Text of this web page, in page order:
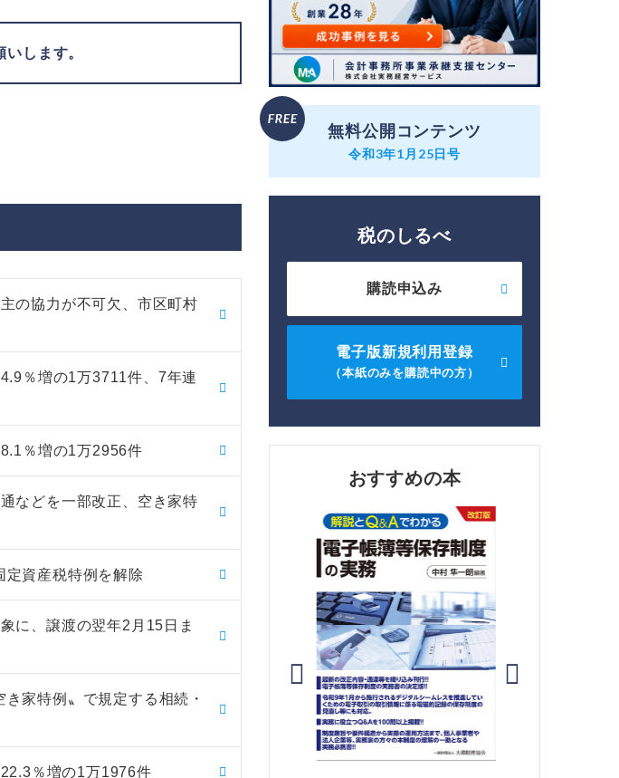
いします。
の協力が不可欠、市区町村
％増の1万3711件、7年連
％増の1万2956件
などを一部改正、空き家特
定資産税特例を解除
に、譲渡の翌年2月15日ま
家特例〟で規定する相続・
％増の1万1976件
無料公開コンテンツ
令和3年1月25日号
税のしるべ
購読申込み
電子版新規利用登録
（本紙のみを購読中の方）
おすすめの本
仕方と記載